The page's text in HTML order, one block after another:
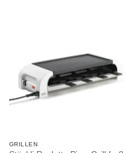
GRILLEN